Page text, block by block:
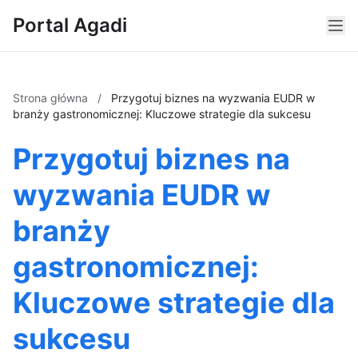
Portal Agadi
Strona główna /
Przygotuj biznes na wyzwania EUDR w
branży gastronomicznej: Kluczowe strategie dla sukcesu
Przygotuj biznes na
wyzwania EUDR w
branży
gastronomicznej:
Kluczowe strategie dla
sukcesu